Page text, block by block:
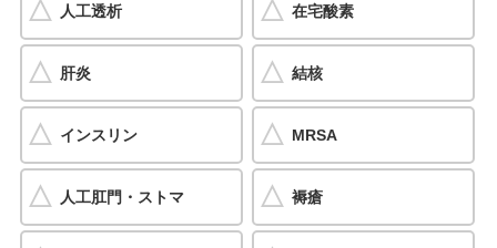
人工透析 在宅酸素
肝炎 結核
インスリン MRSA
人工肛門・ストマ 褥瘡